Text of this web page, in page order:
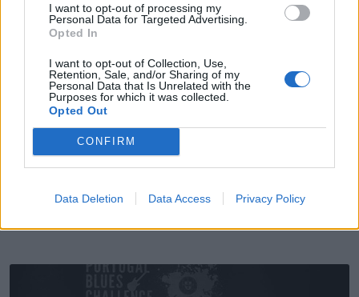
I want to opt-out of processing my
Personal Data for Targeted Advertising.
Opted In
I want to opt-out of Collection, Use,
Retention, Sale, and/or Sharing of my
Personal Data that Is Unrelated with the
Purposes for which it was collected.
Opted Out
CONFIRM
Data Deletion Data Access Privacy Policy